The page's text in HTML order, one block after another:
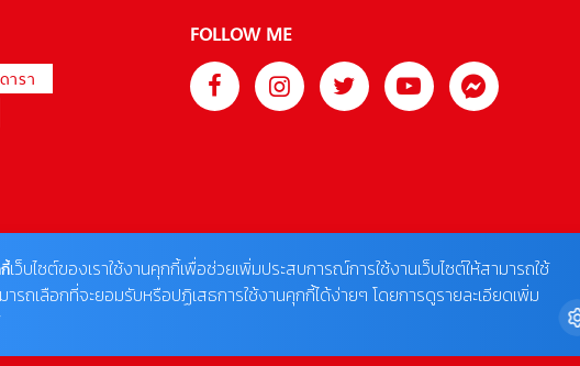
ดารา
FOLLOW ME
เว็บไซต์ของเราใช้งานคุกกี้เพื่อช่วยเพิ่มประสบการณ์การใช้งานเว็บไซต์ให้สามารถใช้
ถเลือกที่จะยอมรับหรือปฏิเสธการใช้งานคุกกี้ได้ง่ายๆ โดยการดูรายละเอียดเพิ่ม